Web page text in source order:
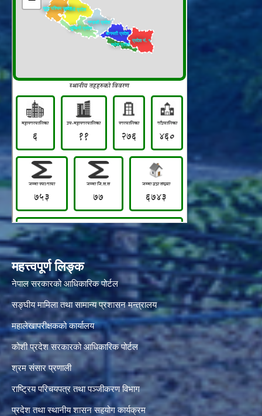
महत्त्वपूर्ण लिङ्क
नेपाल सरकारको आधिकारिक पोर्टल
सङ्‍घीय मामिला तथा सामान्य प्रशासन मन्त्रालय
महालेखापरीक्षकको कार्यालय
कोशी प्रदेश सरकारको आधिकारिक पोर्टल
श्रम संसार प्रणाली
राष्ट्रिय परिचयपत्र तथा पञ्जीकरण विभाग
प्रदेश तथा स्थानीय शासन सहयोग कार्यक्रम